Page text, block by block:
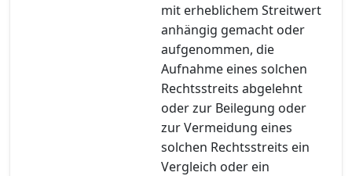
mit erheblichem Streitwert
anhängig gemacht oder
aufgenommen, die
Aufnahme eines solchen
Rechtsstreits abgelehnt
oder zur Beilegung oder
zur Vermeidung eines
solchen Rechtsstreits ein
Vergleich oder ein